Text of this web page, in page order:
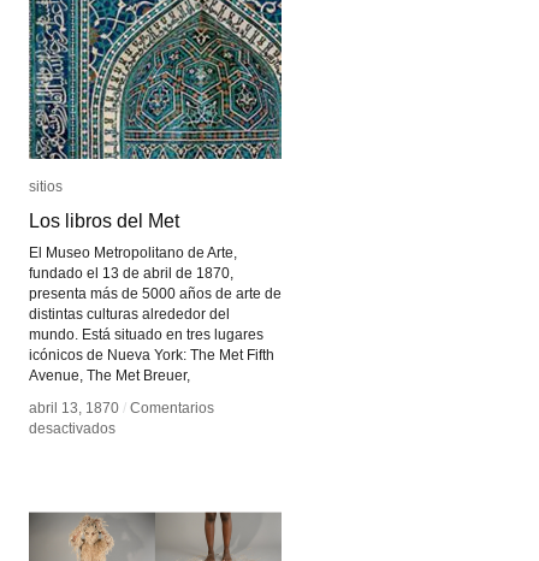
sitios
Los libros del Met
El Museo Metropolitano de Arte,
fundado el 13 de abril de 1870,
presenta más de 5000 años de arte de
distintas culturas alrededor del
mundo. Está situado en tres lugares
icónicos de Nueva York: The Met Fifth
Avenue, The Met Breuer,
abril 13, 1870 / Comentarios
desactivadosen
Met
sitios
Los libros del Met
abril 13, 1870 / Comentarios
desactivadosen
Met